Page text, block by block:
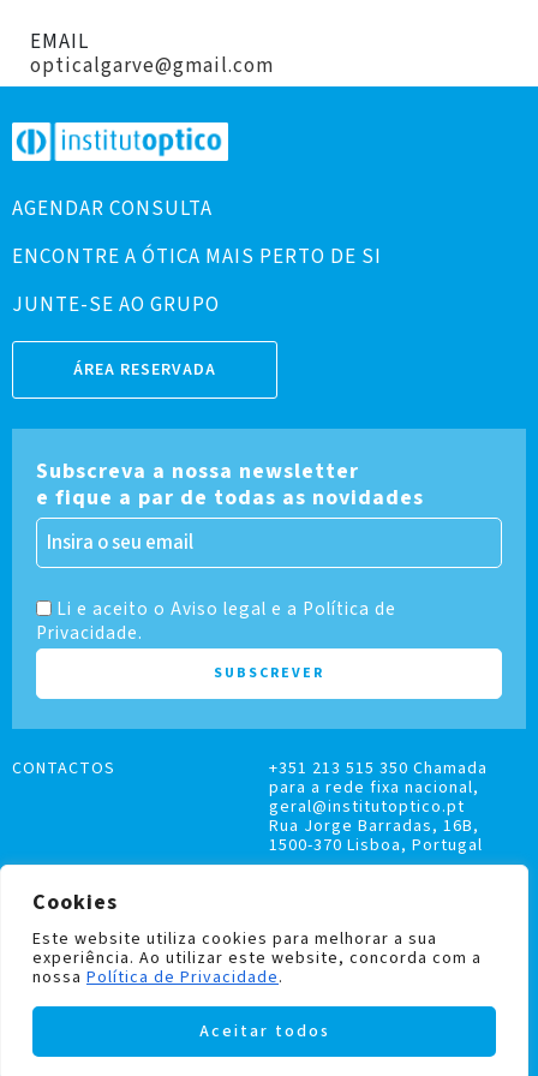
Cookies
Este website utiliza cookies para melhorar a sua
experiência. Ao utilizar este website, concorda com a
nossa Política de Privacidade.
Aceitar todos
EMAIL
opticalgarve@gmail.com
AGENDAR CONSULTA
ENCONTRE A ÓTICA MAIS PERTO DE SI
JUNTE-SE AO GRUPO
ÁREA RESERVADA
Subscreva a nossa newsletter
e fique a par de todas as novidades
Li e aceito o Aviso legal e a Política de
Privacidade.
LIVRO DE RECLAMAÇÕES
POLÍTICA DE PRIVACIDADE E COOKIES
CONTACTOS
+351 213 515 350 Chamada
para a rede fixa nacional,
geral@institutoptico.pt
Rua Jorge Barradas, 16B,
1500-370 Lisboa, Portugal